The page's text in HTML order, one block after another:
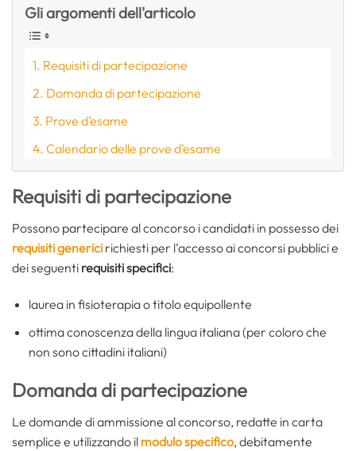
Gli argomenti dell'articolo
Requisiti di partecipazione
Domanda di partecipazione
Prove d’esame
Calendario delle prove d’esame
Requisiti di partecipazione
Possono partecipare al concorso i candidati in possesso dei
requisiti generici richiesti per l’accesso ai concorsi pubblici e
dei seguenti requisiti specifici:
laurea in fisioterapia o titolo equipollente
ottima conoscenza della lingua italiana (per coloro che
non sono cittadini italiani)
Domanda di partecipazione
Le domande di ammissione al concorso, redatte in carta
semplice e utilizzando il modulo specifico, debitamente